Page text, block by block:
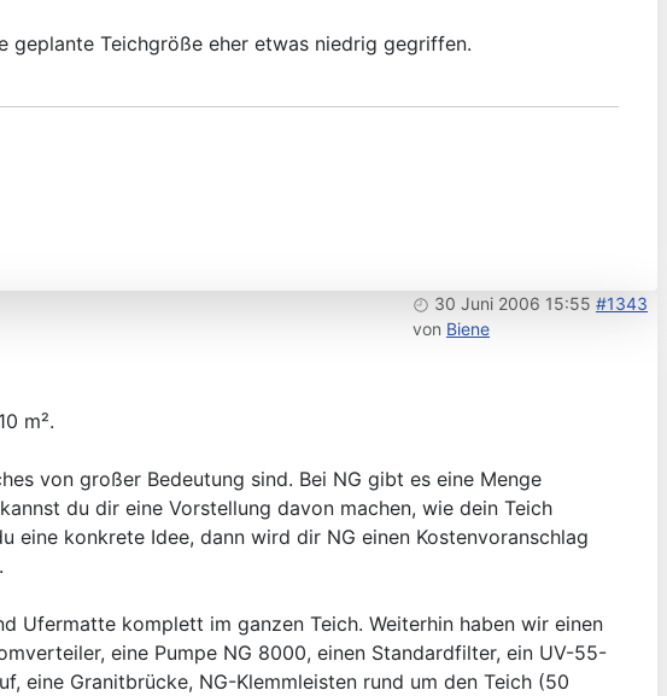
geplante Teichgröße eher etwas niedrig gegriffen.
30 Juni 2006 15:55 #1343
von Biene
m².
von großer Bedeutung sind. Bei NG gibt es eine Menge
du dir eine Vorstellung davon machen, wie dein Teich
konkrete Idee, dann wird dir NG einen Kostenvoranschlag
Ufermatte komplett im ganzen Teich. Weiterhin haben wir einen
eine Pumpe NG 8000, einen Standardfilter, ein UV-55-
eine Granitbrücke, NG-Klemmleisten rund um den Teich (50